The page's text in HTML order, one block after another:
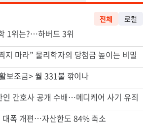
1위는?…하버드 3위
지 마라” 물리학자의 당첨금 높이는 비밀
보조금> 월 331불 깎이나
간호사 공개 수배…메디케어 사기 유죄